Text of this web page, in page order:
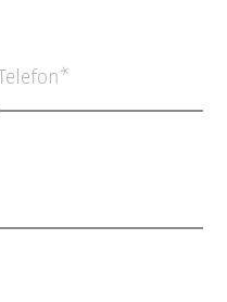
Telefon